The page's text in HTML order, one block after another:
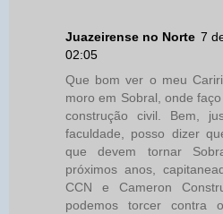
Juazeirense no Norte 7
02:05
Que bom ver o meu
moro em Sobral, onde
construção civil. Bem,
faculdade, posso dizer
que devem tornar
próximos anos,
CCN e Cameron
podemos torcer contra